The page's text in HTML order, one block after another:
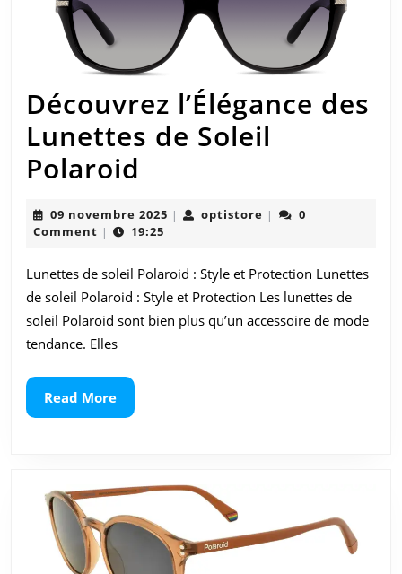
Découvrez l’Élégance des
Lunettes de Soleil
Polaroid
l’Élégance
des
Lunettes
de
Soleil
09 novembre 2025 09| optistore optistore
|
0
Comment | 19:25
Lunettes de soleil Polaroid : Style et Protection Lunettes
de soleil Polaroid : Style et Protection Les lunettes de
soleil Polaroid sont bien plus qu’un accessoire de mode
tendance. Elles
Read MoreRead
More